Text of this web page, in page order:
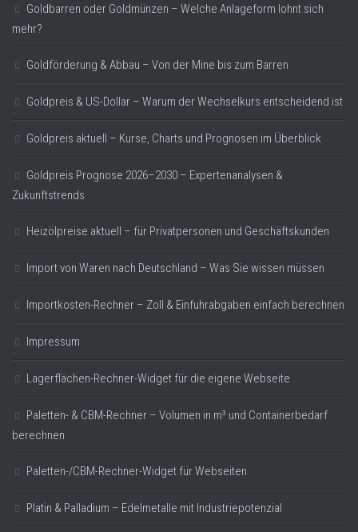
Goldbarren oder Goldmünzen – Welche Anlageform lohnt sich
mehr?
Goldförderung & Abbau – Von der Mine bis zum Barren
Goldpreis & US-Dollar – Warum der Wechselkurs entscheidend ist
Goldpreis aktuell – Kurse, Charts und Prognosen im Überblick
Goldpreis Prognose 2026–2030 – Expertenanalysen &
Zukunftstrends
Heizölpreise aktuell – für Privatpersonen und Geschäftskunden
Import von Waren nach Deutschland – Was Sie wissen müssen
Importkosten-Rechner – Zoll & Einfuhrabgaben einfach berechnen
Impressum
Lagerflächen-Rechner-Widget für die eigene Webseite
Paletten- & CBM-Rechner – Volumen in m³ und Containerbedarf
berechnen
Paletten-/CBM-Rechner-Widget für Webseiten
Platin & Palladium – Edelmetalle mit Industriepotenzial